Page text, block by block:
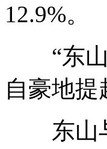
12.9%。
“东山
自豪地
东山与